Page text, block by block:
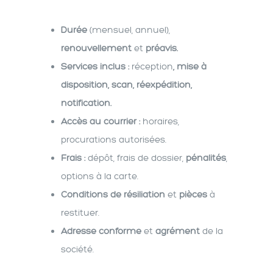
Durée (mensuel, annuel),
renouvellement et préavis.
Services inclus : réception, mise à
disposition, scan, réexpédition,
notification.
Accès au courrier : horaires,
procurations autorisées.
Frais : dépôt, frais de dossier, pénalités
options à la carte.
Conditions de résiliation et pièces à
restituer.
Adresse conforme et agrément de la
société.